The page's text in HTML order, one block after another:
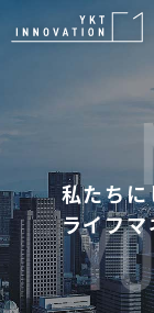
私たちに
ライフ